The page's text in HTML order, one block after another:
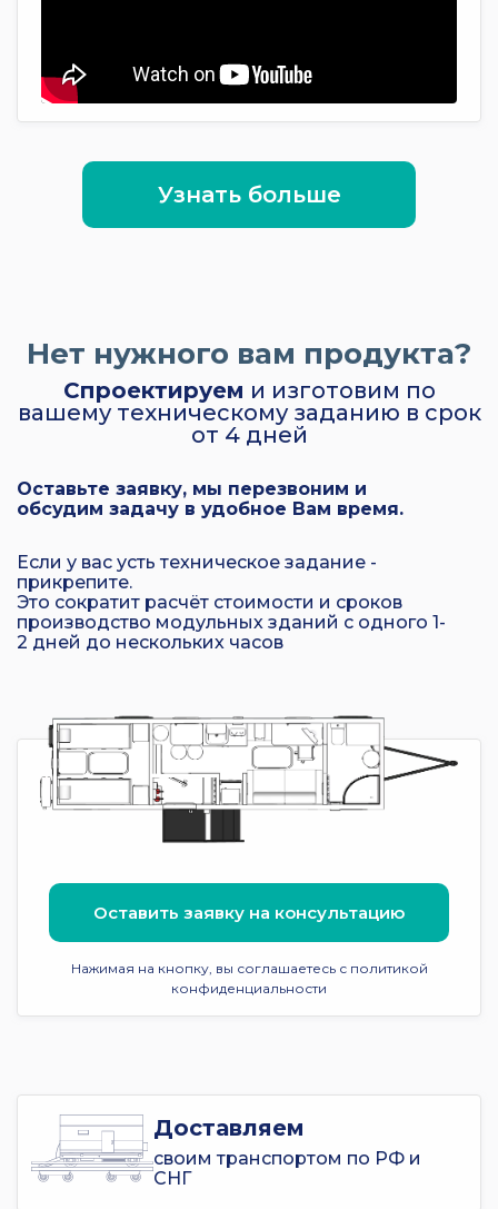
Узнать больше
Нет нужного вам продукта?
Спроектируем и изготовим по
вашему техническому заданию в срок
от 4 дней
Оставьте заявку, мы перезвоним и
обсудим задачу в удобное Вам время.
Если у вас усть техническое задание -
прикрепите.
Это сократит расчёт стоимости и сроков
производство модульных зданий с одного 1-
2 дней до нескольких часов
Оставить заявку на консультацию
Нажимая на кнопку, вы соглашаетесь с политикой
конфиденциальности
Доставляем
своим транспортом по РФ и
СНГ